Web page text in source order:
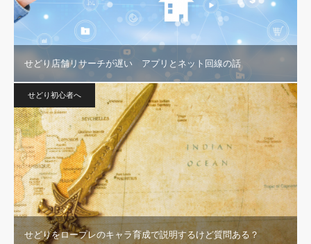
せどり店舗リサーチが遅い アプリとネット回線の話
せどり初心者へ
せどりをロープレのキャラ育成で説明するけど質問ある？